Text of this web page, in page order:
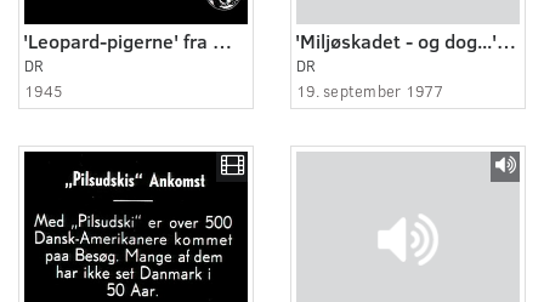
'Leopard-pigerne' fra WAAF marcherer
DR
1945
'Miljøskadet - og dog...' - Formiddagssamtale med Hannah Bjarnhof
DR
19. september 1977